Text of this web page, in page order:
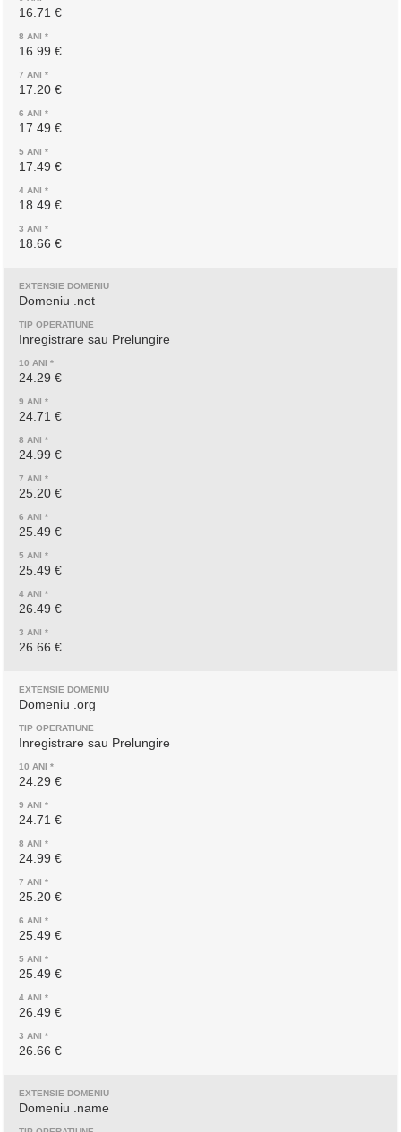
16.71 €
16.99 €
17.20 €
17.49 €
17.49 €
18.49 €
18.66 €
Domeniu .net
Inregistrare sau Prelungire
24.29 €
24.71 €
24.99 €
25.20 €
25.49 €
25.49 €
26.49 €
26.66 €
Domeniu .org
Inregistrare sau Prelungire
24.29 €
24.71 €
24.99 €
25.20 €
25.49 €
25.49 €
26.49 €
26.66 €
Domeniu .name